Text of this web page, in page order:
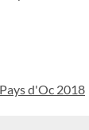
d'Oc 2018